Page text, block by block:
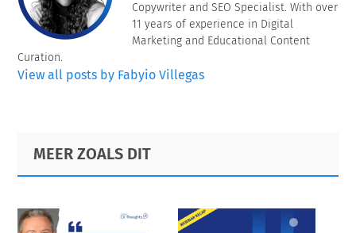
Copywriter and SEO Specialist. With over
11 years of experience in Digital
Marketing and Educational Content
Curation.
View all posts by Fabyio Villegas
Primary
Sidebar
Footer
MEER ZOALS DIT